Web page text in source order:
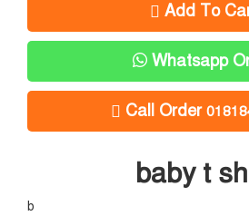
Add To
Whatsapp
Call Order
baby t
b